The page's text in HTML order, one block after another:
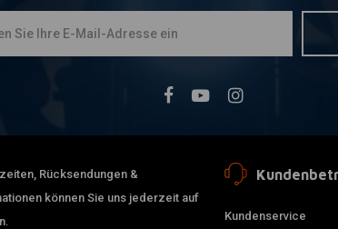
Rücksendungen &
können Sie uns jederzeit auf
Kundenservice